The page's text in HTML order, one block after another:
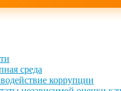
среда
коррупции